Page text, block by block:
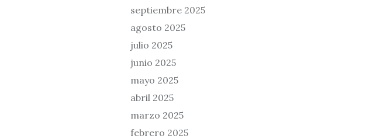
septiembre 2025
agosto 2025
julio 2025
junio 2025
mayo 2025
abril 2025
marzo 2025
febrero 2025